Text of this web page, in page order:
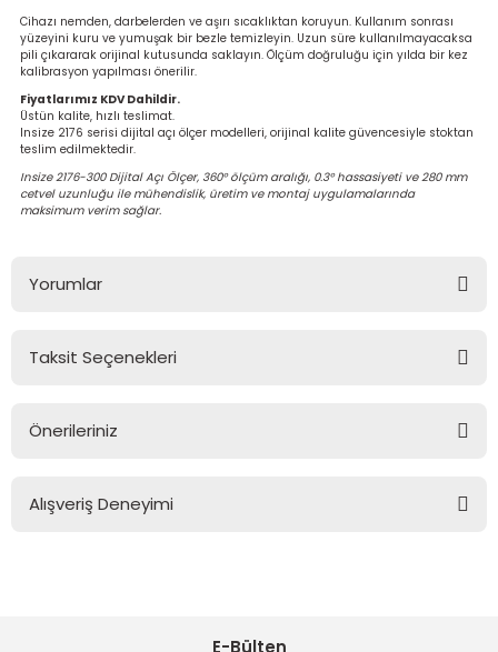
Cihazı nemden, darbelerden ve aşırı sıcaklıktan koruyun. Kullanım sonrası
yüzeyini kuru ve yumuşak bir bezle temizleyin. Uzun süre kullanılmayacaksa
pili çıkararak orijinal kutusunda saklayın. Ölçüm doğruluğu için yılda bir kez
kalibrasyon yapılması önerilir.
Fiyatlarımız KDV Dahildir.
Üstün kalite, hızlı teslimat.
Insize 2176 serisi dijital açı ölçer modelleri, orijinal kalite güvencesiyle stoktan
teslim edilmektedir.
Insize 2176-300 Dijital Açı Ölçer, 360° ölçüm aralığı, 0.3° hassasiyeti ve 280 mm
cetvel uzunluğu ile mühendislik, üretim ve montaj uygulamalarında
maksimum verim sağlar.
Yorumlar
Bu ürüne ilk yorumu siz yapın!
Taksit Seçenekleri
Önerileriniz
konularda yetersiz gördüğünüz noktaları öneri formunu
kullanarak tarafımıza iletebilirsiniz.
Alışveriş Deneyimi
E-Bülten